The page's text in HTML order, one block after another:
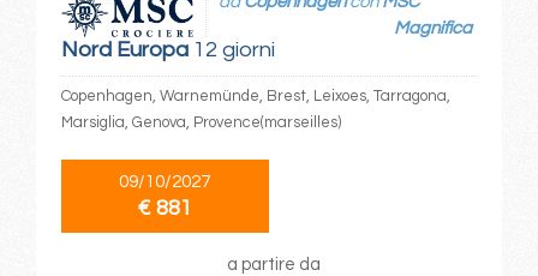
Nord Europa12 giorni
Magnifica
Copenhagen, Warnemünde, Brest, Leixoes, Tarragona,
Marsiglia, Genova, Provence(marseilles)
09/10/2027
€ 881
a partire da